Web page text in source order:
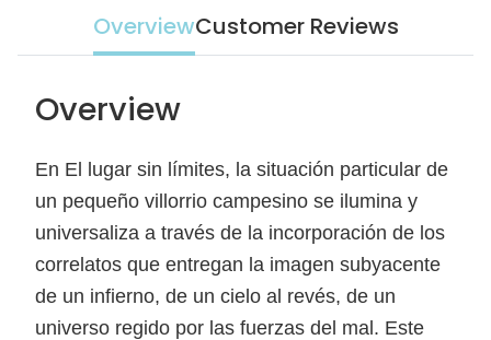
OverviewCustomer Reviews
Overview
En El lugar sin límites, la situación particular de
un pequeño villorrio campesino se ilumina y
universaliza a través de la incorporación de los
correlatos que entregan la imagen subyacente
de un infierno, de un cielo al revés, de un
universo regido por las fuerzas del mal. Este